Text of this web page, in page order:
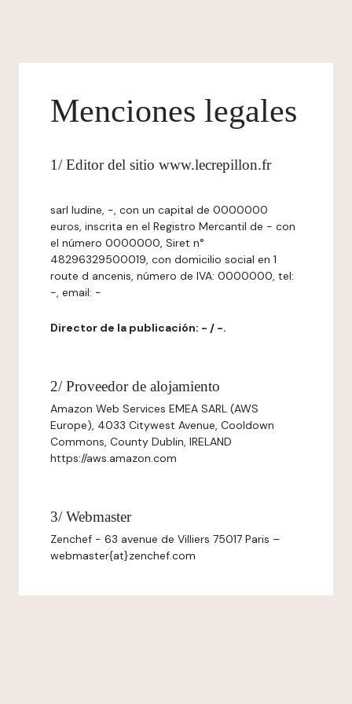
Menciones legales
1/ Editor del sitio www.lecrepillon.fr
sarl ludine, -, con un capital de 0000000
euros, inscrita en el Registro Mercantil de - con
el número 0000000, Siret n°
48296329500019, con domicilio social en 1
route d ancenis, número de IVA: 0000000, tel:
-, email: -
Director de la publicación: - / -.
2/ Proveedor de alojamiento
Amazon Web Services EMEA SARL (AWS
Europe), 4033 Citywest Avenue, Cooldown
Commons, County Dublin, IRELAND
https://aws.amazon.com
3/ Webmaster
Zenchef - 63 avenue de Villiers 75017 Paris –
webmaster{at}zenchef.com